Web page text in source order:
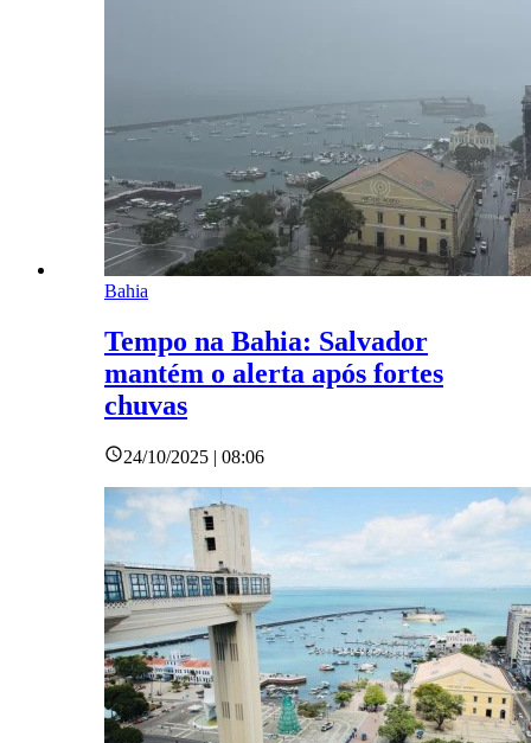
Bahia
Tempo na Bahia: Salvador
mantém o alerta após fortes
chuvas
24/10/2025 | 08:06